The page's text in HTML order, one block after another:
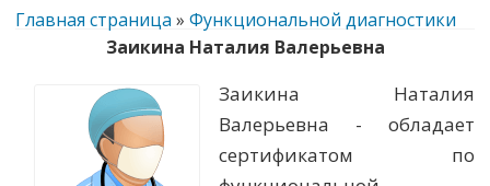
содержимому
Главная страница » Функциональной диагностики
Заикина Наталия Валерьевна
Заикина Наталия
Валерьевна - обладает
сертификатом по